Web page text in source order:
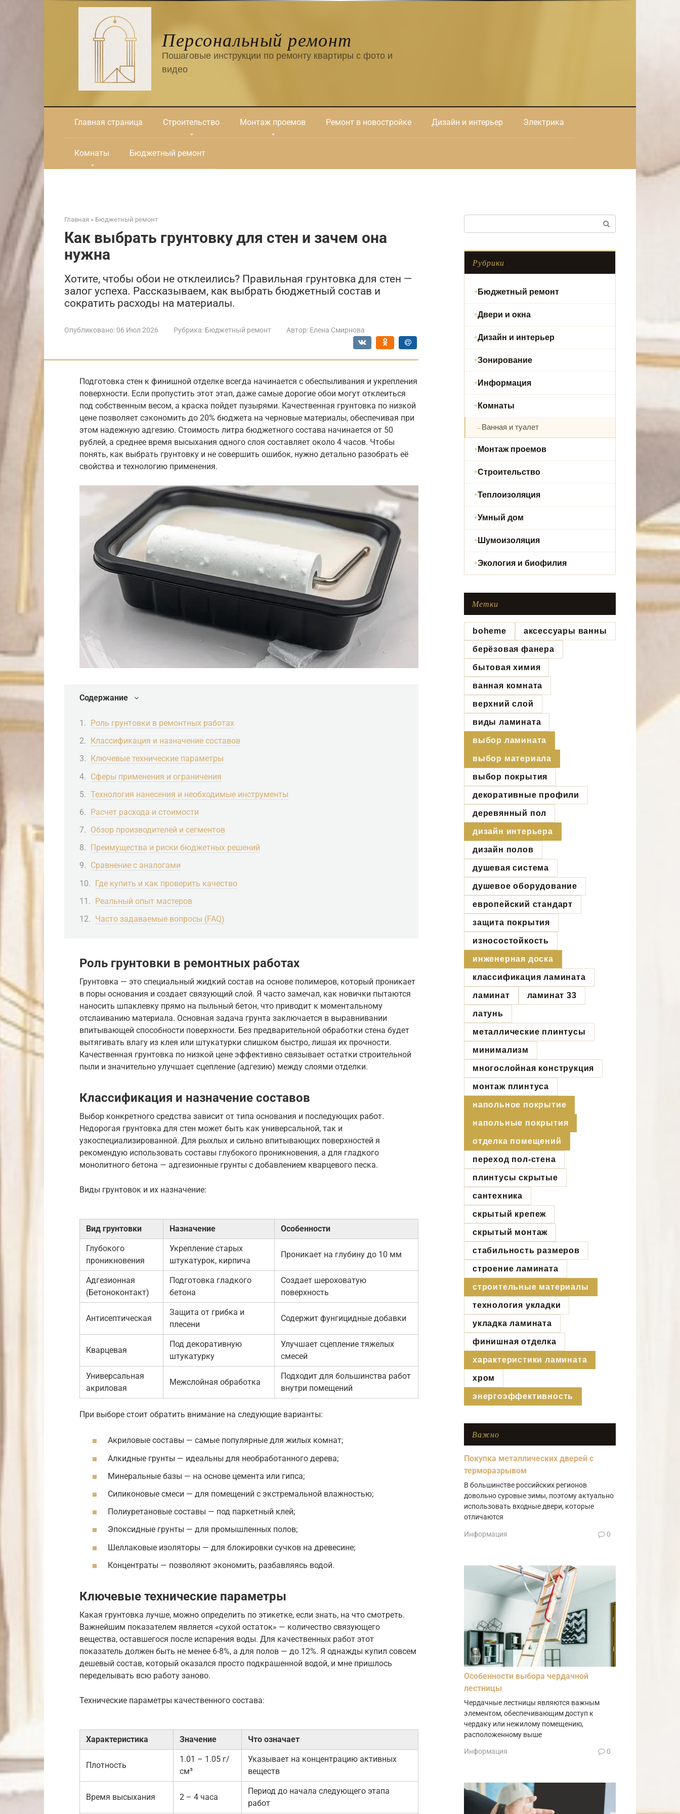
Персональный ремонт
Пошаговые инструкции по ремонту квартиры с фото и
видео
Главная страница Строительство Монтаж проемов Ремонт в новостройке Дизайн и интерьер Электрика
Комнаты Бюджетный ремонт
Главная » Бюджетный ремонт
Как выбрать грунтовку для стен и зачем она
нужна
Хотите, чтобы обои не отклеились? Правильная грунтовка для стен —
залог успеха. Рассказываем, как выбрать бюджетный состав и
сократить расходы на материалы.
Опубликовано: 06 Июл 2026 Рубрика: Бюджетный ремонт Автор: Елена Смирнова
Подготовка стен к финишной отделке всегда начинается с обеспыливания и укрепления
поверхности. Если пропустить этот этап, даже самые дорогие обои могут отклеиться
под собственным весом, а краска пойдет пузырями. Качественная грунтовка по низкой
цене позволяет сэкономить до 20% бюджета на черновые материалы, обеспечивая при
этом надежную адгезию. Стоимость литра бюджетного состава начинается от 50
рублей, а среднее время высыхания одного слоя составляет около 4 часов. Чтобы
понять, как выбрать грунтовку и не совершить ошибок, нужно детально разобрать её
свойства и технологию применения.
Содержание
Роль грунтовки в ремонтных работах
Классификация и назначение составов
Ключевые технические параметры
Сферы применения и ограничения
Технология нанесения и необходимые инструменты
Расчет расхода и стоимости
Обзор производителей и сегментов
Преимущества и риски бюджетных решений
Сравнение с аналогами
Где купить и как проверить качество
Реальный опыт мастеров
Часто задаваемые вопросы (FAQ)
Роль грунтовки в ремонтных работах
Грунтовка — это специальный жидкий состав на основе полимеров, который проникает
в поры основания и создает связующий слой. Я часто замечал, как новички пытаются
наносить шпаклевку прямо на пыльный бетон, что приводит к моментальному
отслаиванию материала. Основная задача грунта заключается в выравнивании
впитывающей способности поверхности. Без предварительной обработки стена будет
вытягивать влагу из клея или штукатурки слишком быстро, лишая их прочности.
Качественная грунтовка по низкой цене эффективно связывает остатки строительной
пыли и значительно улучшает сцепление (адгезию) между слоями отделки.
Классификация и назначение составов
Выбор конкретного средства зависит от типа основания и последующих работ.
Недорогая грунтовка для стен может быть как универсальной, так и
узкоспециализированной. Для рыхлых и сильно впитывающих поверхностей я
рекомендую использовать составы глубокого проникновения, а для гладкого
монолитного бетона — адгезионные грунты с добавлением кварцевого песка.
Виды грунтовок и их назначение:
Вид грунтовки Назначение Особенности
Глубокого
проникновения
Укрепление старых
штукатурок, кирпича
Проникает на глубину до 10 мм
Адгезионная
(Бетоноконтакт)
Подготовка гладкого
бетона
Создает шероховатую
поверхность
Антисептическая
Защита от грибка и
плесени
Содержит фунгицидные добавки
Кварцевая
Под декоративную
штукатурку
Улучшает сцепление тяжелых
смесей
Универсальная
акриловая
Межслойная обработка
Подходит для большинства работ
внутри помещений
При выборе стоит обратить внимание на следующие варианты:
Акриловые составы — самые популярные для жилых комнат;
Алкидные грунты — идеальны для необработанного дерева;
Минеральные базы — на основе цемента или гипса;
Силиконовые смеси — для помещений с экстремальной влажностью;
Полиуретановые составы — под паркетный клей;
Эпоксидные грунты — для промышленных полов;
Шеллаковые изоляторы — для блокировки сучков на древесине;
Концентраты — позволяют экономить, разбавляясь водой.
Ключевые технические параметры
Какая грунтовка лучше, можно определить по этикетке, если знать, на что смотреть.
Важнейшим показателем является «сухой остаток» — количество связующего
вещества, оставшегося после испарения воды. Для качественных работ этот
показатель должен быть не менее 6-8%, а для полов — до 12%. Я однажды купил совсем
дешевый состав, который оказался просто подкрашенной водой, и мне пришлось
переделывать всю работу заново.
Технические параметры качественного состава:
Характеристика Значение Что означает
Плотность
1.01 – 1.05 г/
см³
Указывает на концентрацию активных
веществ
Время высыхания 2 – 4 часа
Период до начала следующего этапа
работ
Рубрики
Бюджетный ремонт
Двери и окна
Дизайн и интерьер
Зонирование
Информация
Комнаты
Ванная и туалет
Монтаж проемов
Строительство
Теплоизоляция
Умный дом
Шумоизоляция
Экология и биофилия
Метки
boheme аксессуары ванны
берёзовая фанера
бытовая химия
ванная комната
верхний слой
виды ламината
выбор ламината
выбор материала
выбор покрытия
декоративные профили
деревянный пол
дизайн интерьера
дизайн полов
душевая система
душевое оборудование
европейский стандарт
защита покрытия
износостойкость
инженерная доска
классификация ламината
ламинат ламинат 33
латунь
металлические плинтусы
минимализм
многослойная конструкция
монтаж плинтуса
напольное покрытие
напольные покрытия
отделка помещений
переход пол-стена
плинтусы скрытые
сантехника
скрытый крепеж
скрытый монтаж
стабильность размеров
строение ламината
строительные материалы
технология укладки
укладка ламината
финишная отделка
характеристики ламината
хром
энергоэффективность
Важно
Покупка металлических дверей с
терморазрывом
В большинстве российских регионов
довольно суровые зимы, поэтому актуально
использовать входные двери, которые
отличаются
Информация 0
Особенности выбора чердачной
лестницы
Чердачные лестницы являются важным
элементом, обеспечивающим доступ к
чердаку или нежилому помещению,
расположенному выше
Информация 0